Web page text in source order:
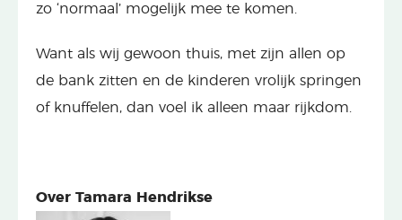
zo ‘normaal’ mogelijk mee te komen.
Want als wij gewoon thuis, met zijn allen op
de bank zitten en de kinderen vrolijk springen
of knuffelen, dan voel ik alleen maar rijkdom.
Over Tamara Hendrikse